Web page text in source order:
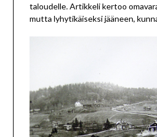
taloudelle. Artikkeli kertoo
mutta lyhytikäiseksi jääneen,